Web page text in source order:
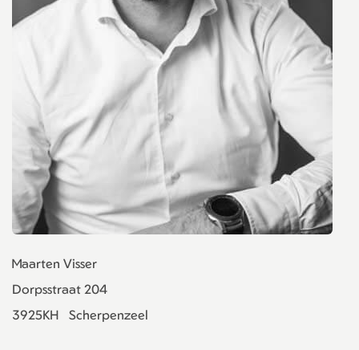
Maarten Visser
Dorpsstraat 204
3925KH
Scherpenzeel